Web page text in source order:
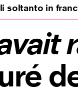
soltanto in